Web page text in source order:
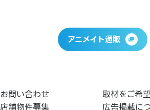
アニメイト通販
お問い合わせ
取材をご希
店舗物件募集
広告掲載に